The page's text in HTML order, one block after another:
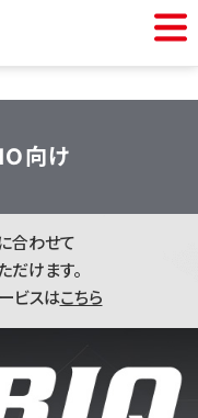
向け
向け
合わせて
だけます。
ビスはこちら